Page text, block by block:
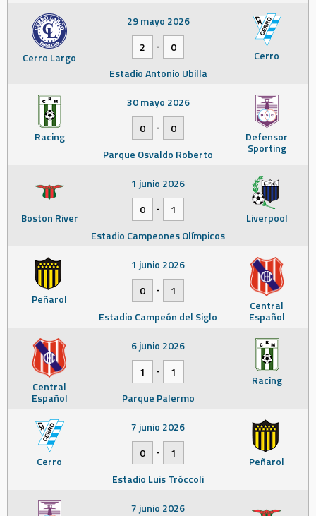
Cerro Largo Cerro
29 mayo 2026
2
-
0
Estadio Antonio Ubilla
Racing Defensor
Sporting
30 mayo 2026
0
-
0
Parque Osvaldo Roberto
Boston River Liverpool
1 junio 2026
0
-
1
Estadio Campeones Olímpicos
Peñarol Central
Español
1 junio 2026
0
-
1
Estadio Campeón del Siglo
Central
Español
Racing
6 junio 2026
1
-
1
Parque Palermo
Cerro Peñarol
7 junio 2026
0
-
1
Estadio Luis Tróccoli
7 junio 2026